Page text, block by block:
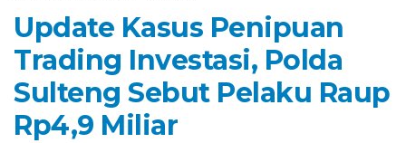
Update Kasus Penipuan
Trading Investasi, Polda
Sulteng Sebut Pelaku Raup
Rp4,9 Miliar